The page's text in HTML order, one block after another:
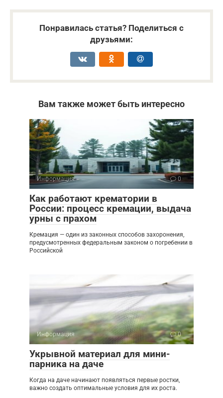
Понравилась статья? Поделиться с
друзьями:
Вам также может быть интересно
Информация 0
Как работают крематории в
России: процесс кремации, выдача
урны с прахом
Кремация — один из законных способов захоронения,
предусмотренных федеральным законом о погребении в
Российской
Информация 0
Укрывной материал для мини-
парника на даче
Когда на даче начинают появляться первые ростки,
важно создать оптимальные условия для их роста.